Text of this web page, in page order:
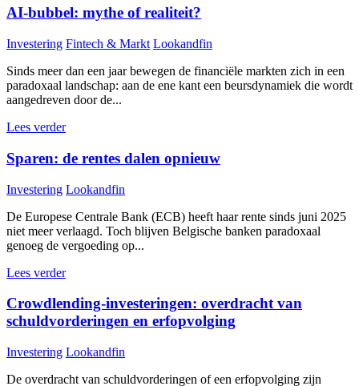
AI-bubbel: mythe of realiteit?
Investering Fintech & Markt Lookandfin
Sinds meer dan een jaar bewegen de financiële markten zich in een
paradoxaal landschap: aan de ene kant een beursdynamiek die wordt
aangedreven door de...
Lees verder
Sparen: de rentes dalen opnieuw
Investering Lookandfin
De Europese Centrale Bank (ECB) heeft haar rente sinds juni 2025
niet meer verlaagd. Toch blijven Belgische banken paradoxaal
genoeg de vergoeding op...
Lees verder
Crowdlending-investeringen: overdracht van
schuldvorderingen en erfopvolging
Investering Lookandfin
De overdracht van schuldvorderingen of een erfopvolging zijn